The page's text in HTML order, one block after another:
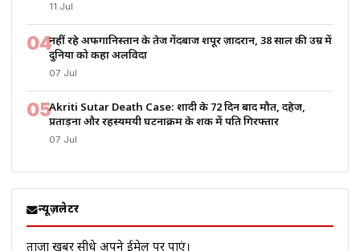
11 Jul
04नहीं रहे अफगानिस्तान के तेज गेंदबाज शपूर ज़ादरान, 38 साल की उम्र में
दुनिया को कहा अलविदा
07 Jul
05Akriti Sutar Death Case: शादी के 72 दिन बाद मौत, दहेज,
प्रताड़ना और रहस्यमयी घटनाक्रम के शक में पति गिरफ्तार
07 Jul
न्यूज़लेटर